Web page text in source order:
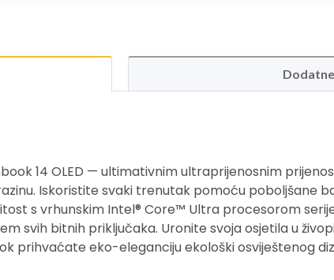
14 OLED — ultimativnim ultraprijenosnim
Iskoristite svaki trenutak pomoću poboljšane
s vrhunskim Intel® Core™ Ultra procesorom
svih bitnih priključaka. Uronite svoja osjetila u
prihvaćate eko-eleganciju ekološki osviještenog